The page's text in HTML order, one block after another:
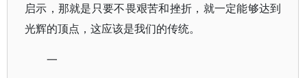
启示，那就是只要不畏艰苦和挫折，就一定能够达到
光辉的顶点，这应该是我们的传统。
一